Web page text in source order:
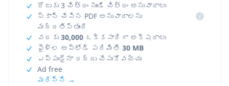
రోజుకు 3 చిత్రం నుండి చిత్రం అనువాదాలు
స్కాన్ చేసిన PDF అనువాదాలను
మద్దతిస్తుంది
i
వరకు 30,000 ఒక్కసారిగా అక్షరాలు
ఫైళ్ల అప్‌లోడ్ పరిమితి 30 MB
ఎప్పుడైనా రద్దు చేసుకోవచ్చు
Ad free
మరిన్ని →